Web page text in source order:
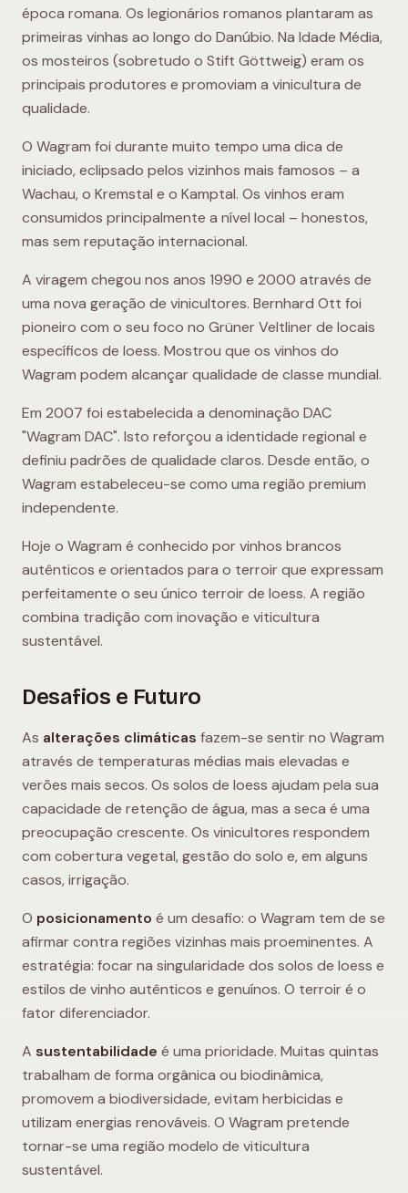
época romana. Os legionários romanos plantaram as
primeiras vinhas ao longo do Danúbio. Na Idade Média,
os mosteiros (sobretudo o Stift Göttweig) eram os
principais produtores e promoviam a vinicultura de
qualidade.
O Wagram foi durante muito tempo uma dica de
iniciado, eclipsado pelos vizinhos mais famosos – a
Wachau, o Kremstal e o Kamptal. Os vinhos eram
consumidos principalmente a nível local – honestos,
mas sem reputação internacional.
A viragem chegou nos anos 1990 e 2000 através de
uma nova geração de vinicultores. Bernhard Ott foi
pioneiro com o seu foco no Grüner Veltliner de locais
específicos de loess. Mostrou que os vinhos do
Wagram podem alcançar qualidade de classe mundial.
Em 2007 foi estabelecida a denominação DAC
"Wagram DAC". Isto reforçou a identidade regional e
definiu padrões de qualidade claros. Desde então, o
Wagram estabeleceu-se como uma região premium
independente.
Hoje o Wagram é conhecido por vinhos brancos
autênticos e orientados para o terroir que expressam
perfeitamente o seu único terroir de loess. A região
combina tradição com inovação e viticultura
sustentável.
Desafios e Futuro
As alterações climáticas fazem-se sentir no Wagram
através de temperaturas médias mais elevadas e
verões mais secos. Os solos de loess ajudam pela sua
capacidade de retenção de água, mas a seca é uma
preocupação crescente. Os vinicultores respondem
com cobertura vegetal, gestão do solo e, em alguns
casos, irrigação.
O posicionamento é um desafio: o Wagram tem de se
afirmar contra regiões vizinhas mais proeminentes. A
estratégia: focar na singularidade dos solos de loess e
estilos de vinho autênticos e genuínos. O terroir é o
fator diferenciador.
A sustentabilidade é uma prioridade. Muitas quintas
trabalham de forma orgânica ou biodinâmica,
promovem a biodiversidade, evitam herbicidas e
utilizam energias renováveis. O Wagram pretende
tornar-se uma região modelo de viticultura
sustentável.